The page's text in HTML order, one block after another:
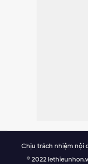
Chịu trách nhiệm nội
© 2022